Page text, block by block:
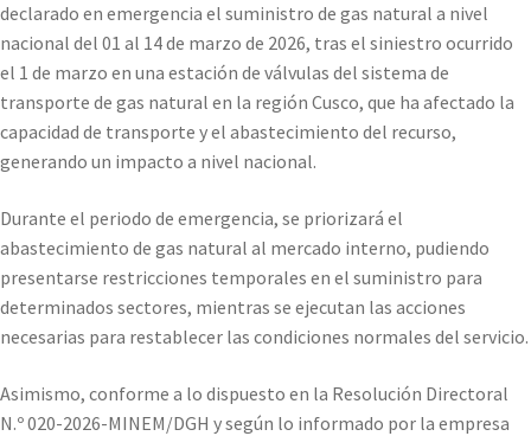
declarado en emergencia el suministro de gas natural a nivel
nacional del 01 al 14 de marzo de 2026, tras el siniestro ocurrido
el 1 de marzo en una estación de válvulas del sistema de
transporte de gas natural en la región Cusco, que ha afectado la
capacidad de transporte y el abastecimiento del recurso,
generando un impacto a nivel nacional.
Durante el periodo de emergencia, se priorizará el
abastecimiento de gas natural al mercado interno, pudiendo
presentarse restricciones temporales en el suministro para
determinados sectores, mientras se ejecutan las acciones
necesarias para restablecer las condiciones normales del servicio.
Asimismo, conforme a lo dispuesto en la Resolución Directoral
N.º 020-2026-MINEM/DGH y según lo informado por la empresa